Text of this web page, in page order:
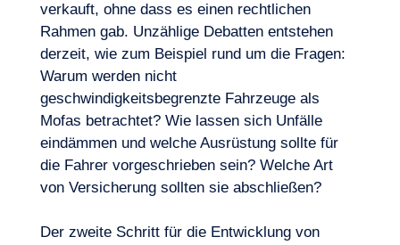
verkauft, ohne dass es einen rechtlichen
Rahmen gab. Unzählige Debatten entstehen
derzeit, wie zum Beispiel rund um die Fragen:
Warum werden nicht
geschwindigkeitsbegrenzte Fahrzeuge als
Mofas betrachtet? Wie lassen sich Unfälle
eindämmen und welche Ausrüstung sollte für
die Fahrer vorgeschrieben sein? Welche Art
von Versicherung sollten sie abschließen?
Der zweite Schritt für die Entwicklung von